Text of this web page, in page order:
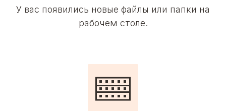
У вас появились новые файлы или папки на
рабочем столе.